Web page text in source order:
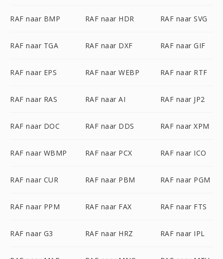
RAF naar BMP RAF naar HDR RAF naar SVG
RAF naar TGA RAF naar DXF RAF naar GIF
RAF naar EPS RAF naar WEBP RAF naar RTF
RAF naar RAS RAF naar AI RAF naar JP2
RAF naar DOC RAF naar DDS RAF naar XPM
RAF naar WBMP RAF naar PCX RAF naar ICO
RAF naar CUR RAF naar PBM RAF naar PGM
RAF naar PPM RAF naar FAX RAF naar FTS
RAF naar G3 RAF naar HRZ RAF naar IPL